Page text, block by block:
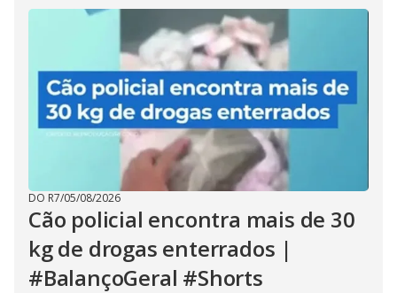
DO R7/05/08/2026
Cão policial encontra mais de 30
kg de drogas enterrados |
#BalançoGeral #Shorts